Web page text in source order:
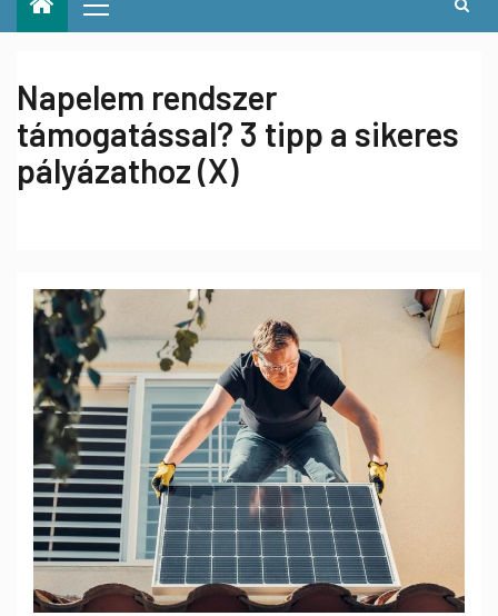
Napelem rendszer
támogatással? 3 tipp a sikeres
pályázathoz (X)